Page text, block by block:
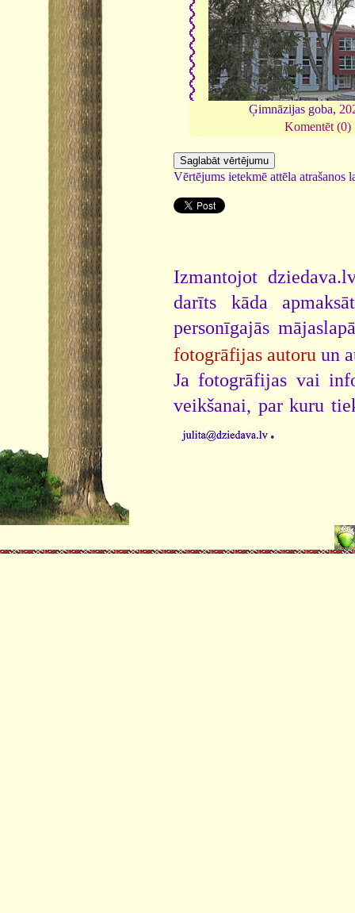
Ģimnāzijas goba,
Komentēt (0)
Vērtējums ietekmē attēla atrašanos
Izmantojot
darīts kāda
personīgajās
fotogrāfijas autoru un
Ja fotogrāfijas vai
veikšanai, par kuru
.